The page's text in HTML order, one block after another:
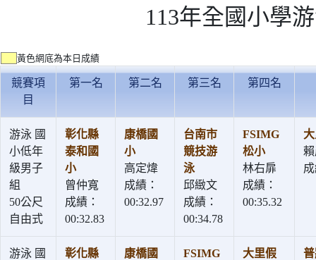
113年全國小學
黃色網底為本日成績
競賽項
目
第一名 第二名 第三名 第四名
游泳 國
小低年
級男子
組
50公尺
自由式
彰化縣
泰和國
小
曾仲寬
成績：
00:32.83
康橋國
小
高定煒
成績：
00:32.97
台南市
競技游
泳
邱緻文
成績：
00:34.78
FSIMG
松小
林右扉
成績：
00:35.32
游泳 國
彰化縣
康橋國
FSIMG
大里假